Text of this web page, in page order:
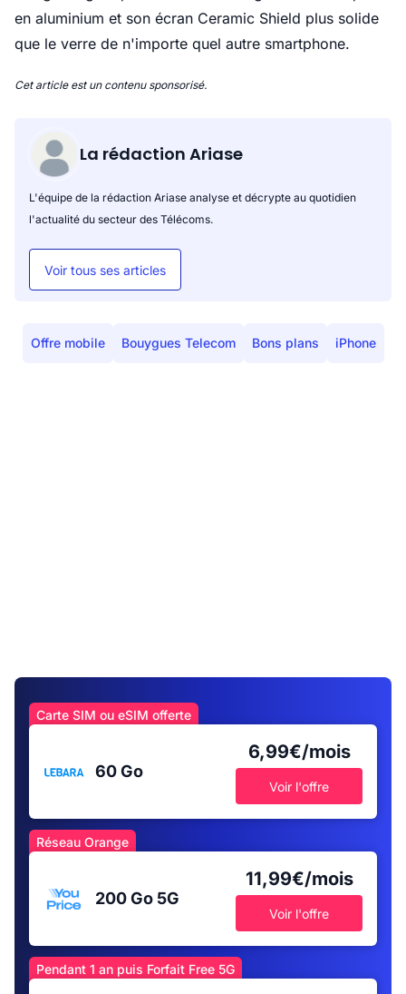
en aluminium et son écran Ceramic Shield plus solide
que le verre de n'importe quel autre smartphone.
Cet article est un contenu sponsorisé.
La rédaction Ariase
L'équipe de la rédaction Ariase analyse et décrypte au quotidien
l'actualité du secteur des Télécoms.
Voir tous ses articles
Offre mobile Bouygues Telecom Bons plans iPhone
Carte SIM ou eSIM offerte
60 Go
6,99€/mois
Voir l'offre
Réseau Orange
200 Go 5G
11,99€/mois
Voir l'offre
Pendant 1 an puis Forfait Free 5G